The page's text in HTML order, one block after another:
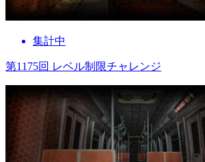
集計中
第1175回 レベル制限チャレンジ